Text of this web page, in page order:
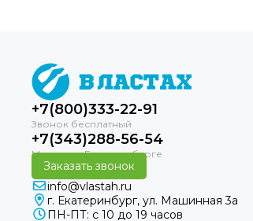
+7(800)333-22-91
+7(343)288-56-54
Заказать звонок
info@vlastah.ru
г. Екатеринбург, ул. Машинная 3а
ПН-ПТ: с 10 до 19 часов